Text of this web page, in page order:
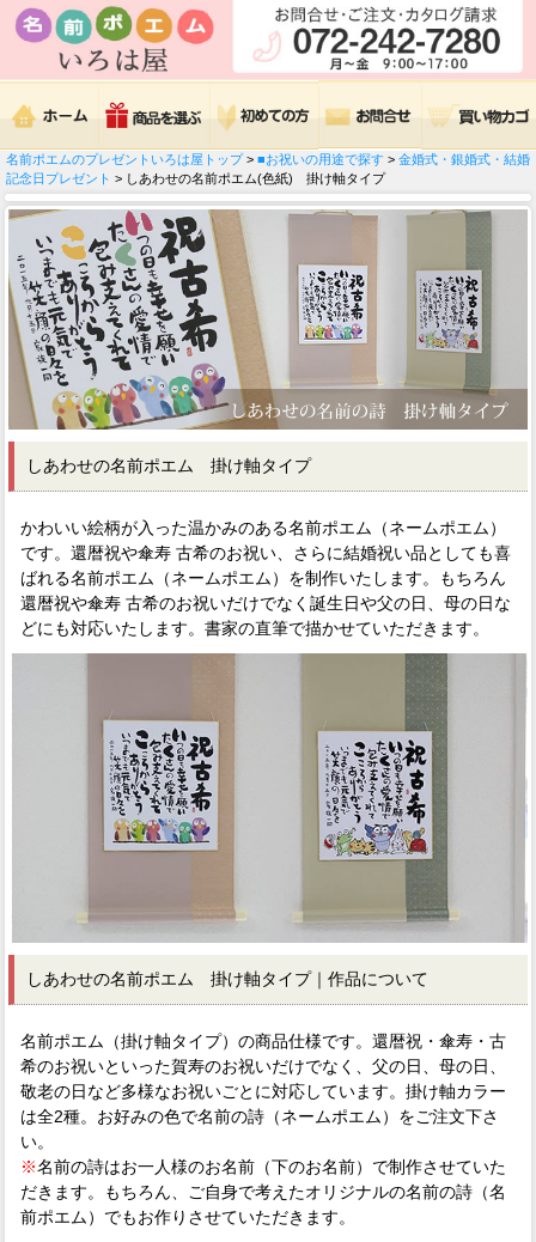
名前ポエムのプレゼントいろは屋トップ> ■お祝いの用途で探す > 金婚式・銀婚式・結婚
記念日プレゼント > しあわせの名前ポエム(色紙) 掛け軸タイプ
しあわせの名前ポエム 掛け軸タイプ
かわいい絵柄が入った温かみのある名前ポエム（ネームポエム）
です。還暦祝や傘寿 古希のお祝い、さらに結婚祝い品としても喜
ばれる名前ポエム（ネームポエム）を制作いたします。もちろん
還暦祝や傘寿 古希のお祝いだけでなく誕生日や父の日、母の日な
どにも対応いたします。書家の直筆で描かせていただきます。
しあわせの名前ポエム 掛け軸タイプ｜作品について
名前ポエム（掛け軸タイプ）の商品仕様です。還暦祝・傘寿・古
希のお祝いといった賀寿のお祝いだけでなく、父の日、母の日、
敬老の日など多様なお祝いごとに対応しています。掛け軸カラー
は全2種。お好みの色で名前の詩（ネームポエム）をご注文下さ
い。
※名前の詩はお一人様のお名前（下のお名前）で制作させていた
だきます。もちろん、ご自身で考えたオリジナルの名前の詩（名
前ポエム）でもお作りさせていただきます。